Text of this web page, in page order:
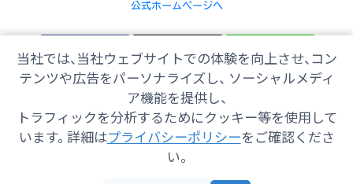
当社では、当社ウェブサイトでの体験を向上させ、コン
テンツや広告をパーソナライズし、 ソーシャルメディ
ア機能を提供し、
トラフィックを分析するためにクッキー等を使用して
います。 詳細はプライバシーポリシーをご確認くださ
い。
公式ホームページへ
会社情報 採用情報 ご意見・ご感想
防災情報
番組情報